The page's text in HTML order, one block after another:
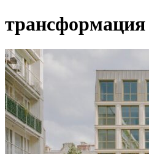
трансформация